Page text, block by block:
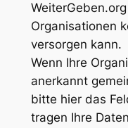
Organisationen
versorgen kann.
Wenn Ihre
anerkannt
bitte hier das
tragen Ihre